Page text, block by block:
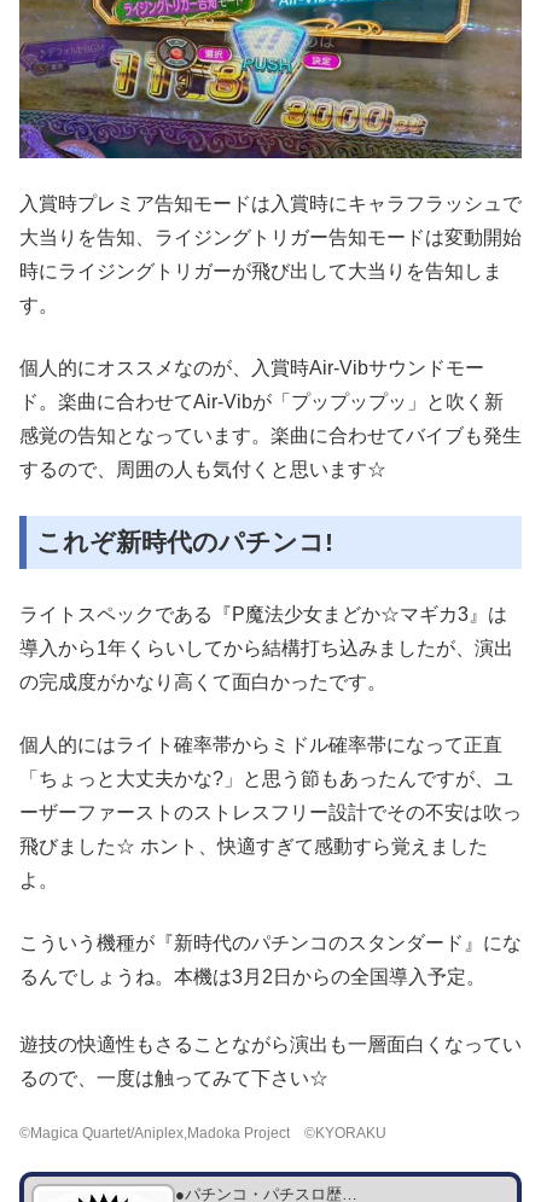
入賞時プレミア告知モードは入賞時にキャラフラッシュで
大当りを告知、ライジングトリガー告知モードは変動開始
時にライジングトリガーが飛び出して大当りを告知しま
す。
個人的にオススメなのが、入賞時Air-Vibサウンドモー
ド。楽曲に合わせてAir-Vibが「プップップッ」と吹く新
感覚の告知となっています。楽曲に合わせてバイブも発生
するので、周囲の人も気付くと思います☆
これぞ新時代のパチンコ!
ライトスペックである『P魔法少女まどか☆マギカ3』は
導入から1年くらいしてから結構打ち込みましたが、演出
の完成度がかなり高くて面白かったです。
個人的にはライト確率帯からミドル確率帯になって正直
「ちょっと大丈夫かな?」と思う節もあったんですが、ユ
ーザーファーストのストレスフリー設計でその不安は吹っ
飛びました☆ ホント、快適すぎて感動すら覚えました
よ。
こういう機種が『新時代のパチンコのスタンダード』にな
るんでしょうね。本機は3月2日からの全国導入予定。
遊技の快適性もさることながら演出も一層面白くなってい
るので、一度は触ってみて下さい☆
©Magica Quartet/Aniplex,Madoka Project ©KYORAKU
●パチンコ・パチスロ歴…